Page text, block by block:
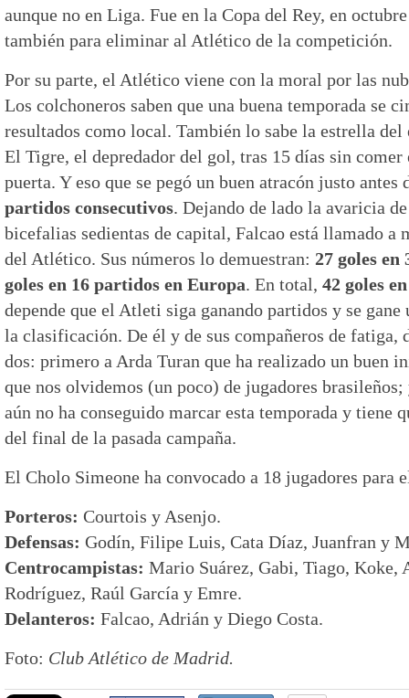
aunque no en Liga. Fue en la Copa del Rey, en
también para eliminar al Atlético de la competición.
Por su parte, el Atlético viene con la moral por las
Los colchoneros saben que una buena temporada se
resultados como local. También lo sabe la estrella
El Tigre, el depredador del gol, tras 15 días sin comer
puerta. Y eso que se pegó un buen atracón justo
partidos consecutivos. Dejando de lado la avaricia
bicefalias sedientas de capital, Falcao está llamado a
del Atlético. Sus números lo demuestran: 27 goles
goles en 16 partidos en Europa. En total, 42 goles
depende que el Atleti siga ganando partidos y se gane
la clasificación. De él y de sus compañeros de fatiga,
dos: primero a Arda Turan que ha realizado un buen
que nos olvidemos (un poco) de jugadores
aún no ha conseguido marcar esta temporada y tiene
del final de la pasada campaña.
El Cholo Simeone ha convocado a 18 jugadores para
Porteros: Courtois y Asenjo.
Defensas: Godín, Filipe Luis, Cata Díaz, Juanfran y
Centrocampistas: Mario Suárez, Gabi, Tiago, Koke,
Rodríguez, Raúl García y Emre.
Delanteros: Falcao, Adrián y Diego Costa.
Foto: Club Atlético de Madrid.